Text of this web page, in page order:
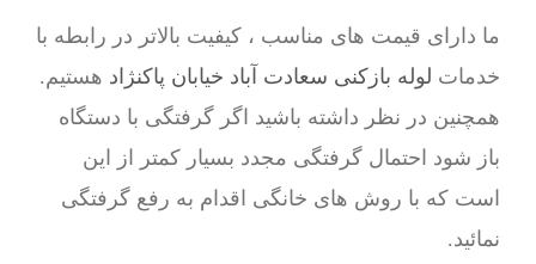
ما دارای قیمت های مناسب ، کیفیت بالاتر در رابطه با
خدمات لوله بازکنی سعادت آباد خیابان پاکنژاد هستیم.
همچنین در نظر داشته باشید اگر گرفتگی با دستگاه
باز شود احتمال گرفتگی مجدد بسیار کمتر از این
است که با روش های خانگی اقدام به رفع گرفتگی
نمائید.